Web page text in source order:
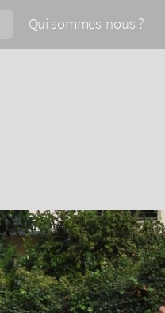
Qui sommes-nous ?